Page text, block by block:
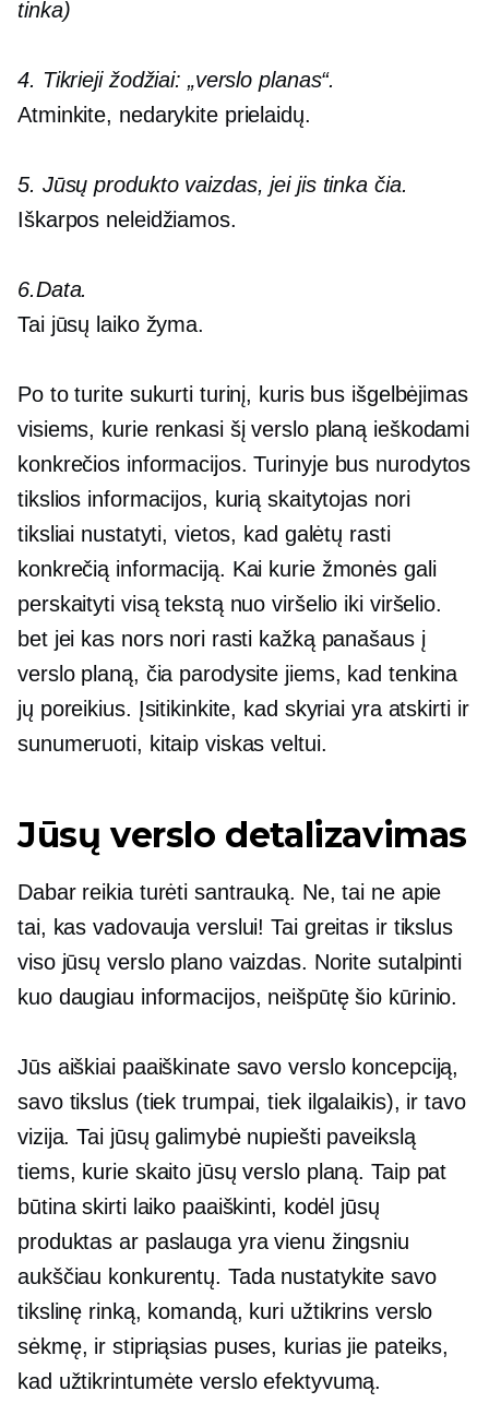
tinka)
4. Tikrieji žodžiai: „verslo planas“.
Atminkite, nedarykite prielaidų.
5. Jūsų produkto vaizdas, jei jis tinka čia.
Iškarpos neleidžiamos.
6.Data.
Tai jūsų laiko žyma.
Po to turite sukurti turinį, kuris bus išgelbėjimas
visiems, kurie renkasi šį verslo planą ieškodami
konkrečios informacijos. Turinyje bus nurodytos
tikslios informacijos, kurią skaitytojas nori
tiksliai nustatyti, vietos, kad galėtų rasti
konkrečią informaciją. Kai kurie žmonės gali
perskaityti visą tekstą nuo viršelio iki viršelio.
bet jei kas nors nori rasti kažką panašaus į
verslo planą, čia parodysite jiems, kad tenkina
jų poreikius. Įsitikinkite, kad skyriai yra atskirti ir
sunumeruoti, kitaip viskas veltui.
Jūsų verslo detalizavimas
Dabar reikia turėti santrauką. Ne, tai ne apie
tai, kas vadovauja verslui! Tai greitas ir tikslus
viso jūsų verslo plano vaizdas. Norite sutalpinti
kuo daugiau informacijos, neišpūtę šio kūrinio.
Jūs aiškiai paaiškinate savo verslo koncepciją,
savo tikslus (tiek trumpai, tiek ilgalaikis), ir tavo
vizija. Tai jūsų galimybė nupiešti paveikslą
tiems, kurie skaito jūsų verslo planą. Taip pat
būtina skirti laiko paaiškinti, kodėl jūsų
produktas ar paslauga yra vienu žingsniu
aukščiau konkurentų. Tada nustatykite savo
tikslinę rinką, komandą, kuri užtikrins verslo
sėkmę, ir stipriąsias puses, kurias jie pateiks,
kad užtikrintumėte verslo efektyvumą.